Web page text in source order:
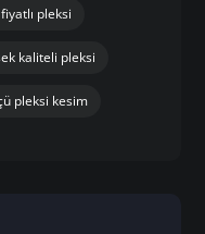
pleksi
kaliteli pleksi
pleksi kesim